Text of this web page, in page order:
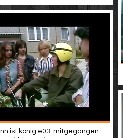
ist könig e03-mitgegangen-